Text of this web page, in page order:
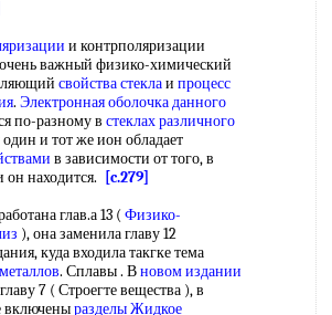
и контрполяризации
важный физико-химический
свойства стеклаи процесс
. Электронная оболочкаданного
по-разному в стеклах различного
и тот же ион обладает
в зависимости от того, в
находится.
[c.279]
глав.а 13 (Физико-
), она заменила главу 12
куда входила такгке тема
. Сплавы . Вновом издании
7 ( Строегте вещества ), в
включеныразделы Жидкое